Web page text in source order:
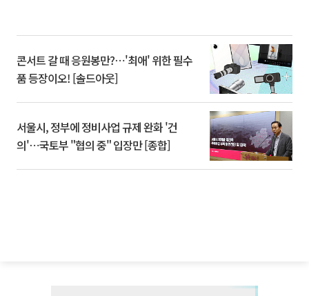
콘서트 갈 때 응원봉만?⋯'최애' 위한 필수
품 등장이오! [솔드아웃]
서울시, 정부에 정비사업 규제 완화 '건
의'⋯국토부 "협의 중" 입장만 [종합]